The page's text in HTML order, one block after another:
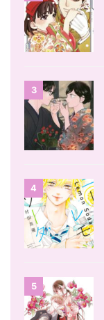
3
4
5